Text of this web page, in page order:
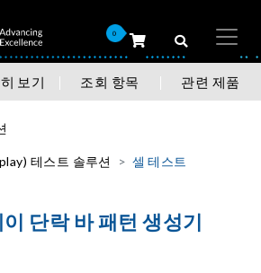
0
보기 조회 항목 관련 제품
테스트 솔루션 셀 테스트
단락 바 패턴 생성기